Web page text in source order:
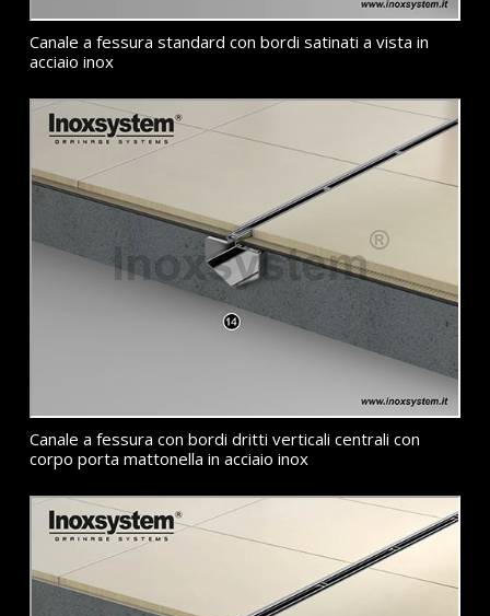
Canale a fessura standard con bordi satinati a vista in
acciaio inox
Canale a fessura con bordi dritti verticali centrali con
corpo porta mattonella in acciaio inox